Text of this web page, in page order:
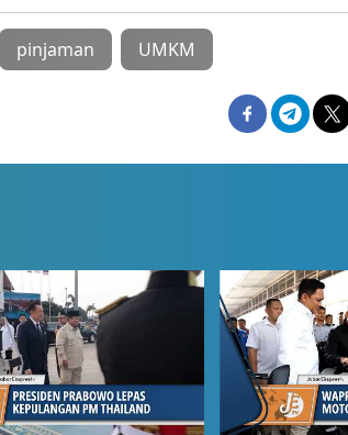
pinjaman UMKM